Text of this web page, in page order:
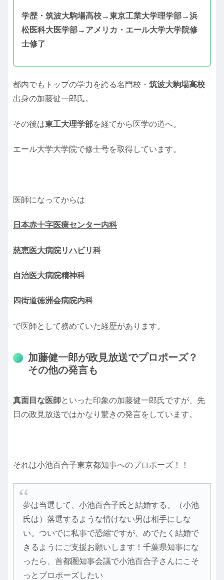
学歴・筑波大駒場高校→東京工業大学理学部→浜
松医科大医学部→アメリカ・エール大学大学院修
士修了
都内でもトップの学力を誇る名門校・ 筑波大駒場高校
出身の加藤健一郎氏。
その後は東工大理学部を経てから医学の道へ。
エール大学大学院で修士号を取得しています。
医師になってからは
日本赤十字医療センター内科
慈恵医大病院リハビリ科
自治医大病院精神科
四街道徳洲会病院内科
で医師として務めていた経歴があります。
加藤健一郎が政見放送でプロポーズ？
その他の発言も
真面目な医師といった印象の加藤健一郎氏ですが、先
日の政見放送ではかなり驚きの発言をしています。
それは小池百合子東京都知事へのプロポーズ！！
夢は当選して、小池百合子氏と結婚する。（小池
氏は）落選するような情けない男は相手にしな
い。ついでに私事で恐縮ですが、めでたく結婚で
きるようにご支援お願いします！千葉県知事にな
ったら、首都圏知事会議で小池百合子さんにこそ
っとプロポーズしたい